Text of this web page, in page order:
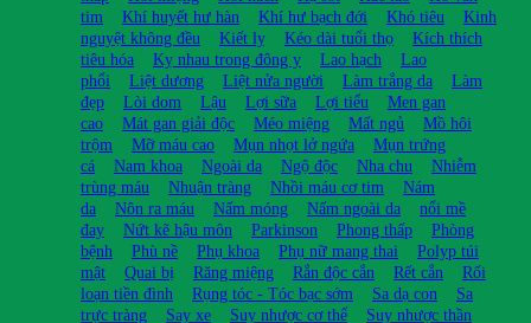
tim
Khí huyết hư hàn Khí hư bạch đới Khó tiêu
Kinh
nguyệt không đều
Kiết lỵ Kéo dài tuổi thọ
Kích thích
tiêu hóa
Kỵ nhau trong đông y Lao hạch
Lao
phổi
Liệt dương Liệt nửa người Làm trắng da
Làm
đẹp
Lòi dom Lậu Lợi sữa Lợi tiểu
Men gan
cao
Mát gan giải độc Méo miệng Mất ngủ
Mồ hôi
trộm
Mỡ máu cao Mụn nhọt lở ngứa
Mụn trứng
cá
Nam khoa Ngoài da Ngộ độc Nha chu
Nhiễm
trùng máu
Nhuận tràng Nhồi máu cơ tim
Nám
da
Nôn ra máu Nấm móng Nấm ngoài da
nổi mề
đay
Nứt kẽ hậu môn Parkinson Phong thấp
Phòng
bệnh
Phù nề Phụ khoa Phụ nữ mang thai
Polyp túi
mật
Quai bị Răng miệng Rắn độc cắn Rết cắn
Rối
loạn tiền đình
Rụng tóc - Tóc bạc sớm Sa dạ con
Sa
trực tràng
Say xe Suy nhược cơ thể
Suy nhược thần